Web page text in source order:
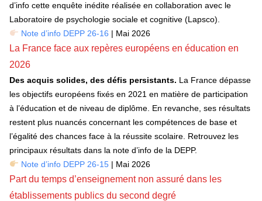
d’info cette enquête inédite réalisée en collaboration avec le
Laboratoire de psychologie sociale et cognitive (Lapsco).
Note d’info DEPP 26-16 | Mai 2026
La France face aux repères européens en éducation en
2026
Des acquis solides, des défis persistants. La France dépasse
les objectifs européens fixés en 2021 en matière de participation
à l’éducation et de niveau de diplôme. En revanche, ses résultats
restent plus nuancés concernant les compétences de base et
l’égalité des chances face à la réussite scolaire. Retrouvez les
principaux résultats dans la note d’info de la DEPP.
Note d’info DEPP 26-15| Mai 2026
Part du temps d’enseignement non assuré dans les
établissements publics du second degré